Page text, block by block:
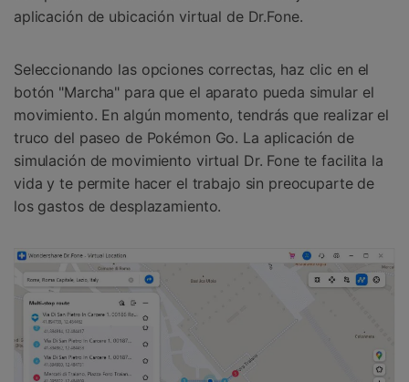
aplicación de ubicación virtual de Dr.Fone.
Seleccionando las opciones correctas, haz clic en el
botón "Marcha" para que el aparato pueda simular el
movimiento. En algún momento, tendrás que realizar el
truco del paseo de Pokémon Go. La aplicación de
simulación de movimiento virtual Dr. Fone te facilita la
vida y te permite hacer el trabajo sin preocuparte de
los gastos de desplazamiento.